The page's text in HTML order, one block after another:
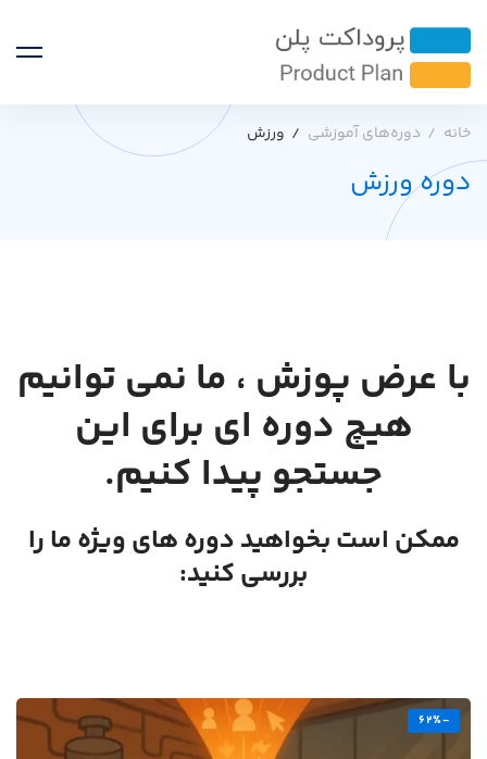
خانه دوره‌های آموزشی ورزش
دوره ورزش
با عرض پوزش ، ما نمی توانیم
هیچ دوره ای برای این
جستجو پیدا کنیم.
ممکن است بخواهید دوره های ویژه ما را
بررسی کنید:
-62%